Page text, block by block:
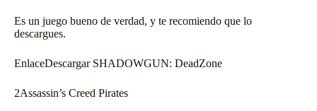
Es un juego bueno de verdad, y te recomiendo que lo
descargues.
EnlaceDescargar SHADOWGUN: DeadZone
2Assassin’s Creed Pirates